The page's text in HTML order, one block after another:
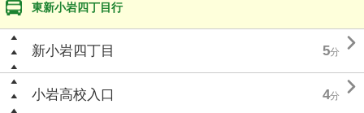
東新小岩四丁目行
新小岩四丁目 5分 
小岩高校入口 4分 